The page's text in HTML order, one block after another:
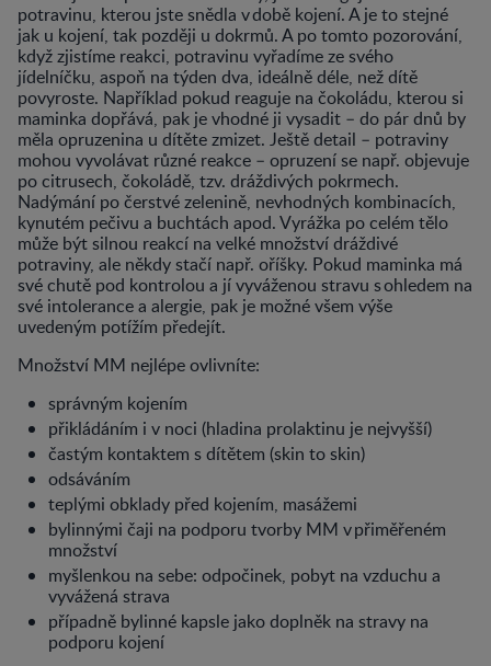
potravinu, kterou jste snědla v době kojení. A je to stejné
jak u kojení, tak později u dokrmů. A po tomto pozorování,
když zjistíme reakci, potravinu vyřadíme ze svého
jídelníčku, aspoň na týden dva, ideálně déle, než dítě
povyroste. Například pokud reaguje na čokoládu, kterou si
maminka dopřává, pak je vhodné ji vysadit – do pár dnů by
měla opruzenina u dítěte zmizet. Ještě detail – potraviny
mohou vyvolávat různé reakce – opruzení se např. objevuje
po citrusech, čokoládě, tzv. dráždivých pokrmech.
Nadýmání po čerstvé zelenině, nevhodných kombinacích,
kynutém pečivu a buchtách apod. Vyrážka po celém tělo
může být silnou reakcí na velké množství dráždivé
potraviny, ale někdy stačí např. oříšky. Pokud maminka má
své chutě pod kontrolou a jí vyváženou stravu s ohledem na
své intolerance a alergie, pak je možné všem výše
uvedeným potížím předejít.
Množství MM nejlépe ovlivníte:
správným kojením
přikládáním i v noci (hladina prolaktinu je nejvyšší)
častým kontaktem s dítětem (skin to skin)
odsáváním
teplými obklady před kojením, masážemi
bylinnými čaji na podporu tvorby MM v přiměřeném
množství
myšlenkou na sebe: odpočinek, pobyt na vzduchu a
vyvážená strava
případně bylinné kapsle jako doplněk na stravy na
podporu kojení